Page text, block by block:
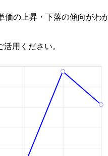
価の上昇・下落の傾向がわ
用ください。